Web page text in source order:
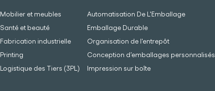
Mobilier et meubles
Santé et beauté
Fabrication industrielle
Printing
Logistique des Tiers (3PL)
Automatisation De L'Emballage
Emballage Durable
Organisation de l'entrepôt
Conception d’emballages personnalisés
Impression sur boîte